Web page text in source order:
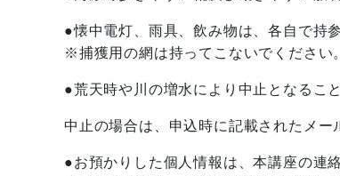
●懐中電灯、雨具、飲み物は、各自で持
※捕獲用の網は持ってこないでください。
●荒天時や川の増水により中止となるこ
中止の場合は、申込時に記載されたメー
●お預かりした個人情報は、本講座の連